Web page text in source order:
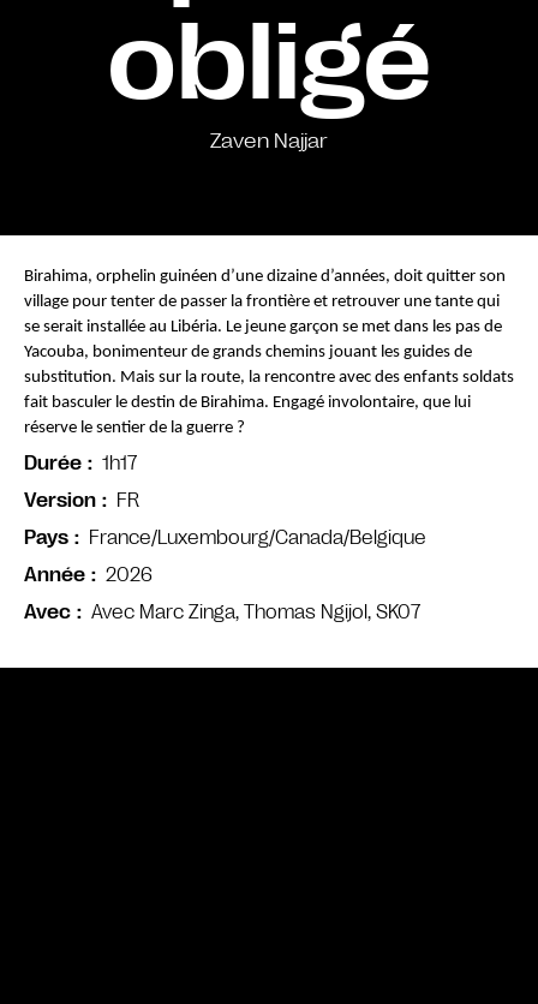
obligé
Zaven Najjar
Avec Avec Marc Zinga, Thomas Ngijol, SK07
Birahima, orphelin guinéen d’une dizaine d’années, doit quitter son
village pour tenter de passer la frontière et retrouver une tante qui
se serait installée au Libéria. Le jeune garçon se met dans les pas de
Yacouba, bonimenteur de grands chemins jouant les guides de
substitution. Mais sur la route, la rencontre avec des enfants soldats
fait basculer le destin de Birahima. Engagé involontaire, que lui
réserve le sentier de la guerre ?
Durée
1h17
Version
FR
Pays
France/Luxembourg/Canada/Belgique
Année
2026